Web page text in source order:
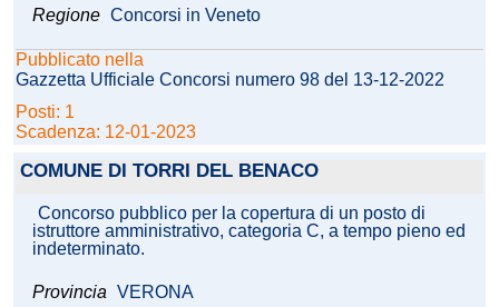
Regione Concorsi in Veneto
Pubblicato nella
Gazzetta Ufficiale Concorsi numero 98 del 13-12-2022
Posti: 1
Scadenza: 12-01-2023
COMUNE DI TORRI DEL BENACO
Concorso pubblico per la copertura di un posto di
istruttore amministrativo, categoria C, a tempo pieno ed
indeterminato.
Provincia VERONA